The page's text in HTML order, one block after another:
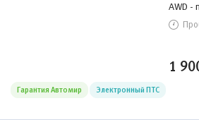
AWD -
1
Гарантия Автомир Электронный ПТС